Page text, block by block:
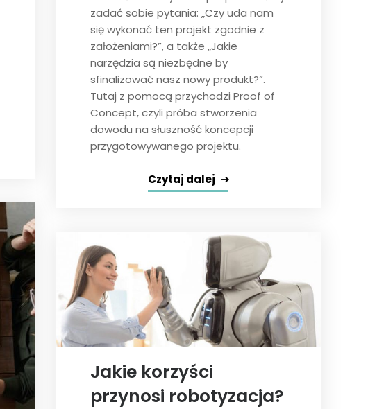
zadać sobie pytania: „Czy uda nam
się wykonać ten projekt zgodnie z
założeniami?”, a także „Jakie
narzędzia są niezbędne by
sfinalizować nasz nowy produkt?”.
Tutaj z pomocą przychodzi Proof of
Concept, czyli próba stworzenia
dowodu na słuszność koncepcji
przygotowywanego projektu.
Czytaj dalej
Jakie korzyści
przynosi robotyzacja?